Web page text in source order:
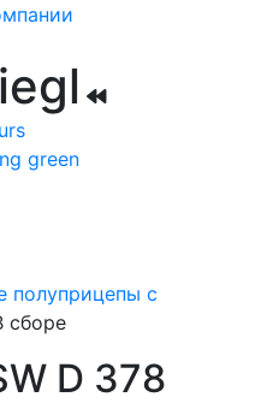
green
полом
полуприцепы с
сборе
D 378